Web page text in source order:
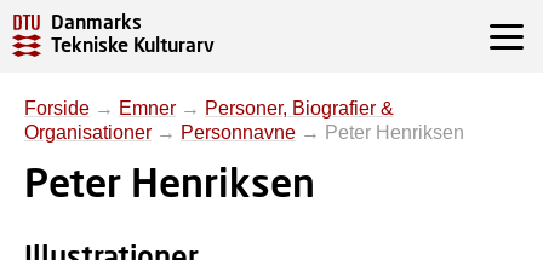
Danmarks
Tekniske Kulturarv
Forside → Emner → Personer, Biografier &
Organisationer → Personnavne → Peter Henriksen
Peter Henriksen